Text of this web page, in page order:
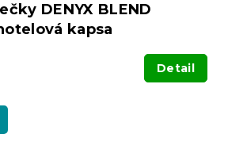
DENYX BLEND
kapsa
Detail